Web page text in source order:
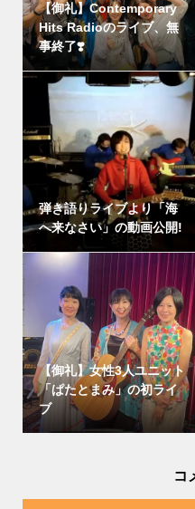
【御礼】Contemporary
Hits Radioのライブ、無
事終了❣️
弾き語りライブより「海
へ来なさい」の動画公開!
【御礼】女性3人ユニット
「ぱたとまみ」の初ライ
ブ
コ